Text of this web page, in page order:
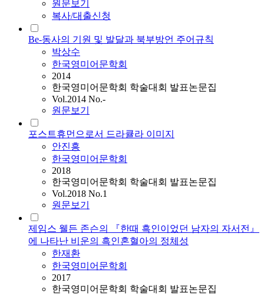
원문보기
복사/대출신청
Be-동사의 기원 및 발달과 북부방언 주어규칙
박상수
한국영미어문학회
2014
한국영미어문학회 학술대회 발표논문집
Vol.2014 No.-
원문보기
포스트휴먼으로서 드라큘라 이미지
안진흥
한국영미어문학회
2018
한국영미어문학회 학술대회 발표논문집
Vol.2018 No.1
원문보기
제임스 웰든 존슨의 『한때 흑인이었던 남자의 자서전』
에 나타난 비운의 흑인혼혈아의 정체성
한재환
한국영미어문학회
2017
한국영미어문학회 학술대회 발표논문집